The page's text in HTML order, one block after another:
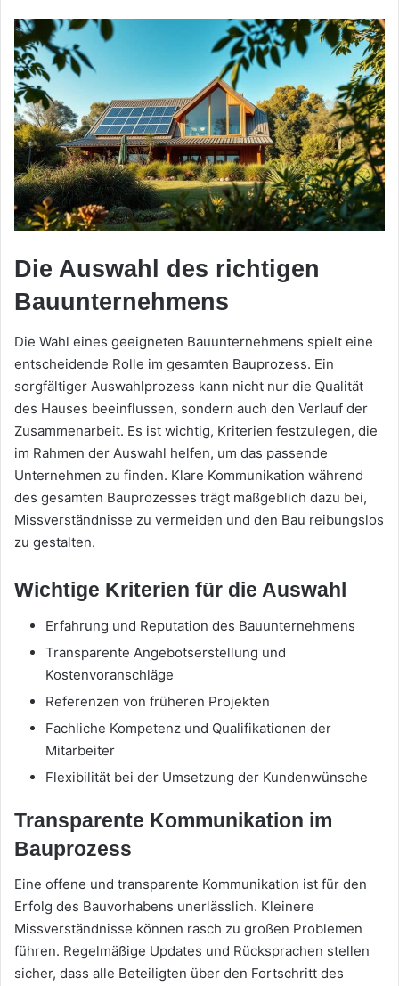
Die Auswahl des richtigen
Bauunternehmens
Die Wahl eines geeigneten Bauunternehmens spielt eine
entscheidende Rolle im gesamten Bauprozess. Ein
sorgfältiger Auswahlprozess kann nicht nur die Qualität
des Hauses beeinflussen, sondern auch den Verlauf der
Zusammenarbeit. Es ist wichtig, Kriterien festzulegen, die
im Rahmen der Auswahl helfen, um das passende
Unternehmen zu finden. Klare Kommunikation während
des gesamten Bauprozesses trägt maßgeblich dazu bei,
Missverständnisse zu vermeiden und den Bau reibungslos
zu gestalten.
Wichtige Kriterien für die Auswahl
Erfahrung und Reputation des Bauunternehmens
Transparente Angebotserstellung und
Kostenvoranschläge
Referenzen von früheren Projekten
Fachliche Kompetenz und Qualifikationen der
Mitarbeiter
Flexibilität bei der Umsetzung der Kundenwünsche
Transparente Kommunikation im
Bauprozess
Eine offene und transparente Kommunikation ist für den
Erfolg des Bauvorhabens unerlässlich. Kleinere
Missverständnisse können rasch zu großen Problemen
führen. Regelmäßige Updates und Rücksprachen stellen
sicher, dass alle Beteiligten über den Fortschritt des